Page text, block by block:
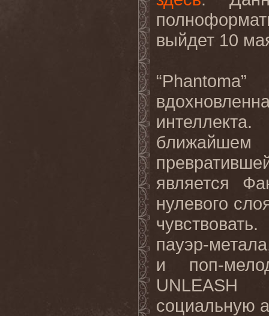
выйдет 10
является
нулевого
пауэр-
и поп-
UNLEASH
социальную